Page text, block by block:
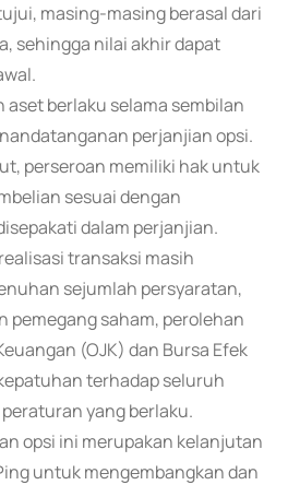
masing-masing berasal dari
sehingga nilai akhir dapat
aset berlaku selama sembilan
perjanjian opsi.
perseroan memiliki hak untuk
sesuai dengan
dalam perjanjian.
transaksi masih
sejumlah persyaratan,
pemegang saham, perolehan
(OJK) dan Bursa Efek
terhadap seluruh
yang berlaku.
opsi ini merupakan kelanjutan
untuk mengembangkan dan